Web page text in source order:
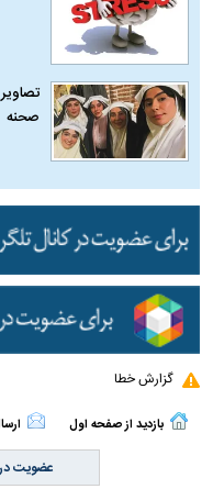
صحنه
گزارش خطا
بازدید از صفحه اول
عضویت در